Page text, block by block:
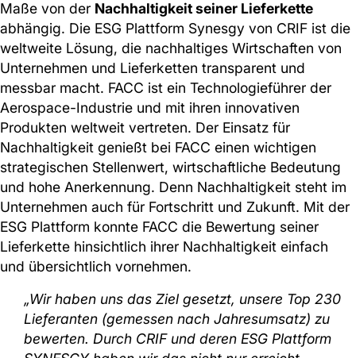
Maße von der Nachhaltigkeit seiner Lieferkette
abhängig. Die ESG Plattform Synesgy von CRIF ist die
weltweite Lösung, die nachhaltiges Wirtschaften von
Unternehmen und Lieferketten transparent und
messbar macht. FACC ist ein Technologieführer der
Aerospace-Industrie und mit ihren innovativen
Produkten weltweit vertreten. Der Einsatz für
Nachhaltigkeit genießt bei FACC einen wichtigen
strategischen Stellenwert, wirtschaftliche Bedeutung
und hohe Anerkennung. Denn Nachhaltigkeit steht im
Unternehmen auch für Fortschritt und Zukunft. Mit der
ESG Plattform konnte FACC die Bewertung seiner
Lieferkette hinsichtlich ihrer Nachhaltigkeit einfach
und übersichtlich vornehmen.
„Wir haben uns das Ziel gesetzt, unsere Top 230
Lieferanten (gemessen nach Jahresumsatz) zu
bewerten. Durch CRIF und deren ESG Plattform